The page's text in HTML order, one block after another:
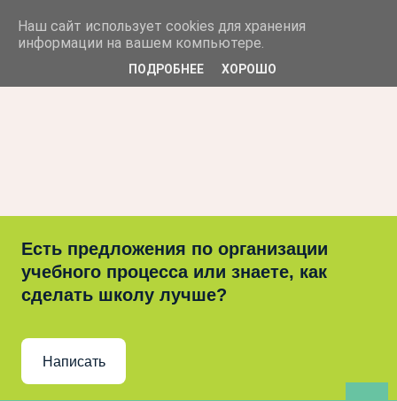
Решаем вместе
Есть предложения по организации
учебного процесса или знаете, как
сделать школу лучше?
Написать
Наш сайт использует cookies для хранения
информации на вашем компьютере.
ПОДРОБНЕЕ ХОРОШО